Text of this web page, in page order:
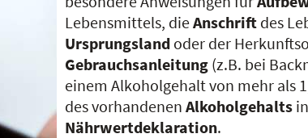
Lebensmittels, dieAnschrift des
Ursprungsland oder der
Gebrauchsanleitung (z.B. bei
einem Alkoholgehalt von mehr als
des vorhandenenAlkoholgehalts
Nährwertdeklaration.